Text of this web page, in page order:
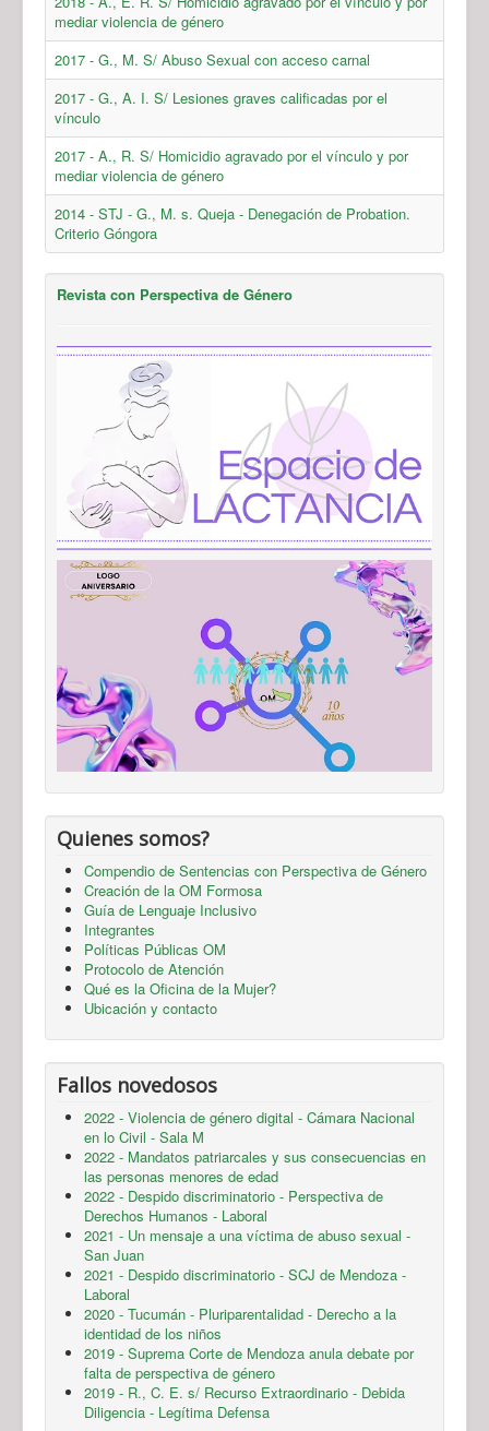
mediar violencia de género
2017 - G., M. S/ Abuso Sexual con acceso carnal
2017 - G., A. I. S/ Lesiones graves calificadas por el
vínculo
2017 - A., R. S/ Homicidio agravado por el vínculo y por
mediar violencia de género
2014 - STJ - G., M. s. Queja - Denegación de Probation.
Criterio Góngora
Revista con Perspectiva de Género
Quienes somos?
Compendio de Sentencias con Perspectiva de Género
Creación de la OM Formosa
Guía de Lenguaje Inclusivo
Integrantes
Políticas Públicas OM
Protocolo de Atención
Qué es la Oficina de la Mujer?
Ubicación y contacto
Fallos novedosos
2022 - Violencia de género digital - Cámara Nacional
en lo Civil - Sala M
2022 - Mandatos patriarcales y sus consecuencias en
las personas menores de edad
2022 - Despido discriminatorio - Perspectiva de
Derechos Humanos - Laboral
2021 - Un mensaje a una víctima de abuso sexual -
San Juan
2021 - Despido discriminatorio - SCJ de Mendoza -
Laboral
2020 - Tucumán - Pluriparentalidad - Derecho a la
identidad de los niños
2019 - Suprema Corte de Mendoza anula debate por
falta de perspectiva de género
2019 - R., C. E. s/ Recurso Extraordinario - Debida
Diligencia - Legítima Defensa